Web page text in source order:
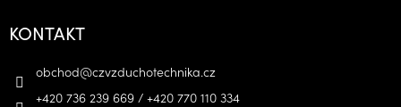
KONTAKT
obchod@czvzduchotechnika.cz
+420 736 239 669 / +420 770 110 334